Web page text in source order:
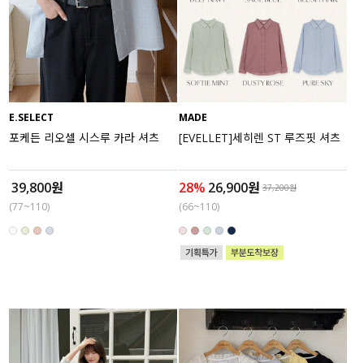
E.SELECT
포케든 리오셀 시스루 카라 셔츠
39,800원
(77~110)
MADE
[EVELLET]세히렌 ST 루즈핏 셔츠
28% 26,900원 37,200원
(66~110)